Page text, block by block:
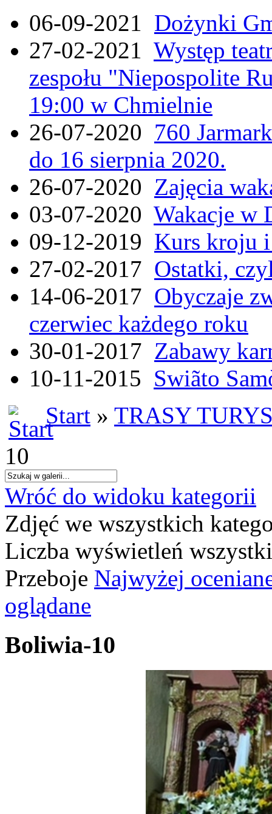
06-09-2021 Dożynki
27-02-2021 Występ
zespołu "Niepospolite
19:00 w Chmielnie
26-07-2020 760
do 16 sierpnia 2020.
26-07-2020 Zajęcia
03-07-2020 Wakacje w
09-12-2019 Kurs kroju i
27-02-2017 Ostatki,
14-06-2017 Obyczaje
czerwiec każdego roku
30-01-2017 Zabawy
10-11-2015 Swiãto
Start » TRASY
10
Wróć do widoku kategorii
Zdjęć we wszystkich
Liczba wyświetleń
Przeboje Najwyżej
oglądane
Boliwia-10